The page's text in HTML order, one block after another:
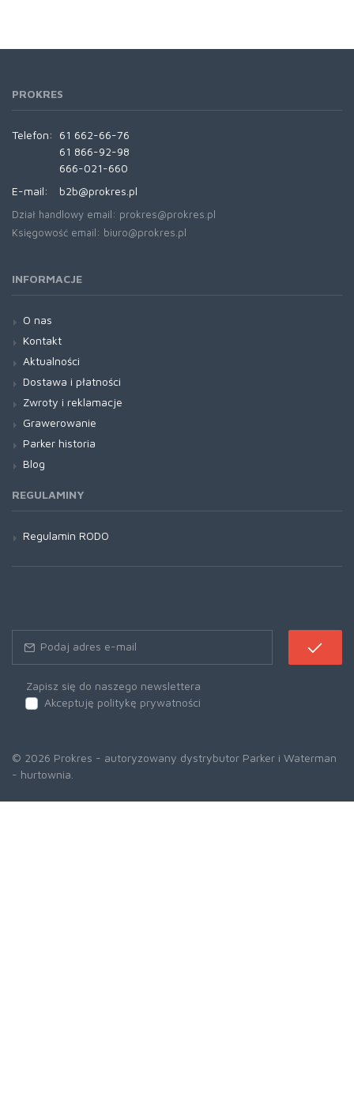
PROKRES
Telefon:
61 662-66-76
61 866-92-98
666-021-660
E-mail:
b2b@prokres.pl
Dział handlowy email: prokres@prokres.pl
Księgowość email: biuro@prokres.pl
INFORMACJE
O nas
Kontakt
Aktualności
Dostawa i płatności
Zwroty i reklamacje
Grawerowanie
Parker historia
Blog
REGULAMINY
Regulamin RODO
Zapisz się do naszego newslettera
Akceptuję politykę prywatności
© 2026 Prokres - autoryzowany dystrybutor Parker i Waterman
- hurtownia.